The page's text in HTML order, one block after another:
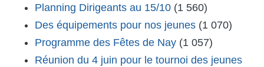
Planning Dirigeants au 15/10 (1 560)
Des équipements pour nos jeunes (1 070)
Programme des Fêtes de Nay (1 057)
Réunion du 4 juin pour le tournoi des jeunes